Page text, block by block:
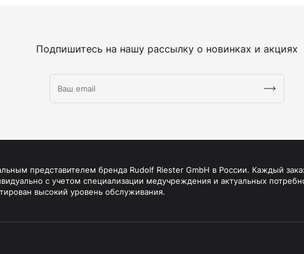
Подпишитесь на нашу рассылку о новинках и акциях
представителем бренда Rudolf Riester GmbH в России. Каждый
с учетом специализации медучреждения и актуальных
высокий уровень обслуживания.